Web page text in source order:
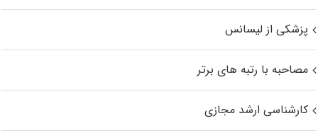
پزشکی از لیسانس
مصاحبه با رتبه های برتر
کارشناسی ارشد مجازی